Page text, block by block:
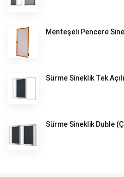
Menteşeli Pencere
Sürme Sineklik Tek
Sürme Sineklik Duble